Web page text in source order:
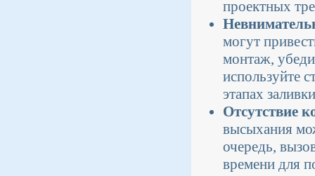
проектных
могут
монтаж,
используйте
этапах
Отсутствие
высыхания
очередь,
времени для